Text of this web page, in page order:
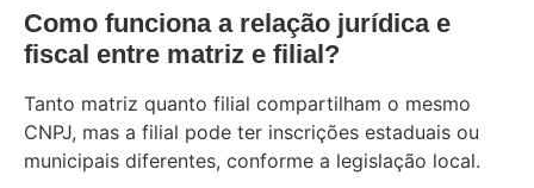
Como funciona a relação jurídica e
fiscal entre matriz e filial?
Tanto matriz quanto filial compartilham o mesmo
CNPJ, mas a filial pode ter inscrições estaduais ou
municipais diferentes, conforme a legislação local.